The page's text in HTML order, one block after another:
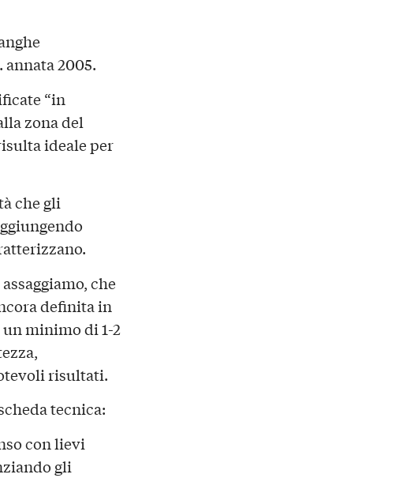
annata 2005.
“in
zona del
ideale per
che gli
che
definita in
minimo di 1-2
risultati.
tecnica:
con lievi
gli